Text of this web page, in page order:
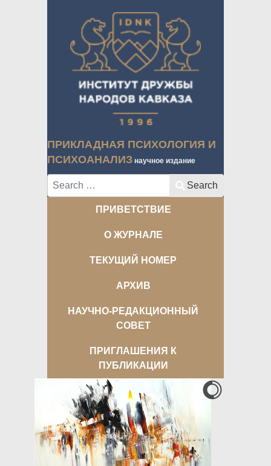
ПРИКЛАДНАЯ ПСИХОЛОГИЯ И
ПСИХОАНАЛИЗ научное издание
Search Search
ПРИВЕТСТВИЕ
О ЖУРНАЛЕ
ТЕКУЩИЙ НОМЕР
АРХИВ
НАУЧНО-РЕДАКЦИОННЫЙ
СОВЕТ
ПРИГЛАШЕНИЯ К
ПУБЛИКАЦИИ